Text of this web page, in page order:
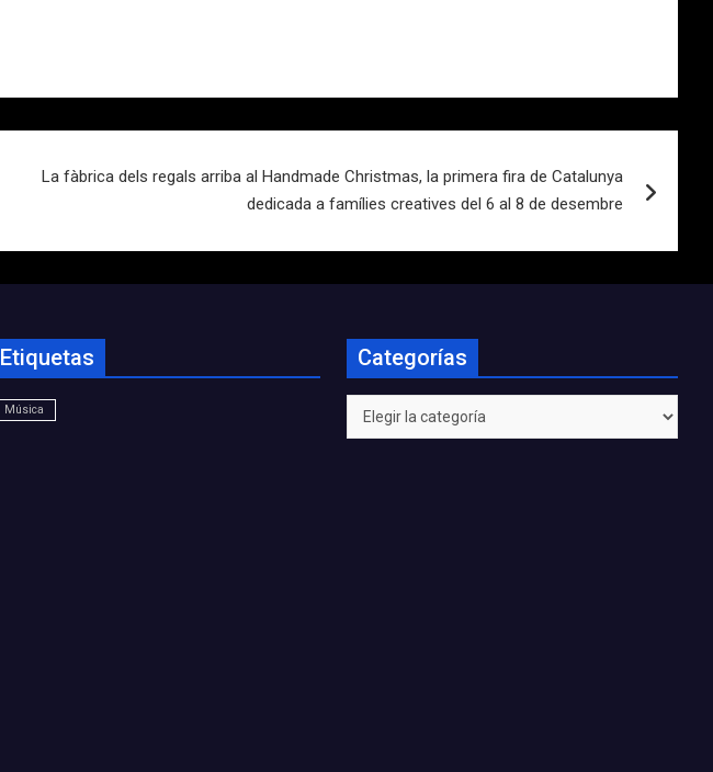
La fàbrica dels regals arriba al Handmade Christmas, la primera fira de Catalunya
dedicada a famílies creatives del 6 al 8 de desembre
Etiquetas
Música
Categorías
Categorías